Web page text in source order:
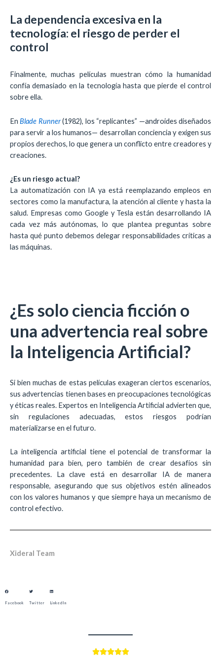
La dependencia excesiva en la
tecnología: el riesgo de perder el
control
Finalmente, muchas películas muestran cómo la humanidad
confía demasiado en la tecnología hasta que pierde el control
sobre ella.
EnBlade Runner (1982), los “replicantes” —androides diseñados
para servir a los humanos— desarrollan conciencia y exigen sus
propios derechos, lo que genera un conflicto entre creadores y
creaciones.
¿Es un riesgo actual?
La automatización con IA ya está reemplazando empleos en
sectores como la manufactura, la atención al cliente y hasta la
salud. Empresas como Google y Tesla están desarrollando IA
cada vez más autónomas, lo que plantea preguntas sobre
hasta qué punto debemos delegar responsabilidades críticas a
las máquinas.
¿Es solo ciencia ficción o
una advertencia real sobre
la Inteligencia Artificial?
Si bien muchas de estas películas exageran ciertos escenarios,
sus advertencias tienen bases en preocupaciones tecnológicas
y éticas reales. Expertos en Inteligencia Artificial advierten que,
sin regulaciones adecuadas, estos riesgos podrían
materializarse en el futuro.
La inteligencia artificial tiene el potencial de transformar la
humanidad para bien, pero también de crear desafíos sin
precedentes. La clave está en desarrollar IA de manera
responsable, asegurando que sus objetivos estén alineados
con los valores humanos y que siempre haya un mecanismo de
control efectivo.
Xideral Team
Facebook Twitter LinkedIn
